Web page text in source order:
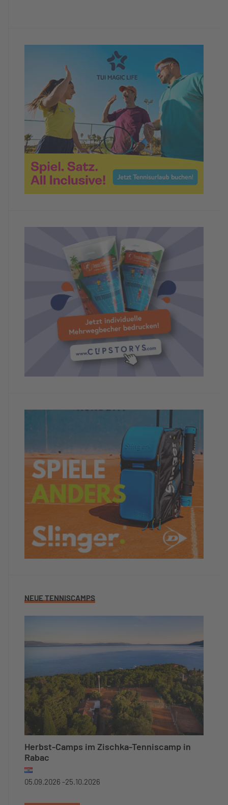
NEUE TENNISCAMPS
Herbst-Camps im Zischka-Tenniscamp in
Rabac
05.09.2026 -25.10.2026